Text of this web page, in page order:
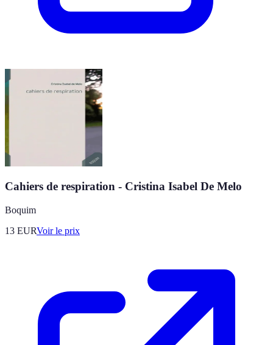
Cahiers de respiration - Cristina Isabel De Melo
Boquim
13 EURVoir le prix